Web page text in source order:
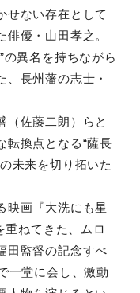
せない存在として
俳優・山田孝之。
の異名を持ちながら
、長州藩の志士・
（佐藤二朗）らと
転換点となる“薩長
未来を切り拓いた
映画『大洗にも星
ねてきた、ムロ
田監督の記念すべ
一堂に会し、激動